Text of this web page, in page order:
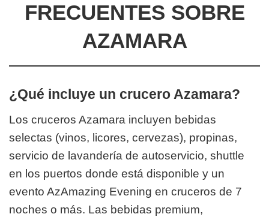
FRECUENTES SOBRE
AZAMARA
¿Qué incluye un crucero Azamara?
Los cruceros Azamara incluyen bebidas
selectas (vinos, licores, cervezas), propinas,
servicio de lavandería de autoservicio, shuttle
en los puertos donde está disponible y un
evento AzAmazing Evening en cruceros de 7
noches o más. Las bebidas premium,